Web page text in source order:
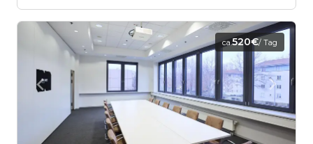
ca.520€/ Tag